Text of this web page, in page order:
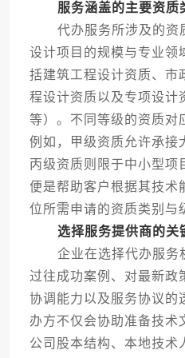
服务涵盖的主要资质
代办服务所涉及的资
设计项目的规模与专业领
括建筑工程设计资质、市
程设计资质以及专项设计
等）。不同等级的资质对
例如，甲级资质允许承接
丙级资质则限于中小型项
便是帮助客户根据其技术
位所需申请的资质类别与
选择服务提供商的关
企业在选择代办服务
过往成功案例、对最新政
协调能力以及服务协议的
办方不仅会协助准备技术
公司股本结构、本地技术